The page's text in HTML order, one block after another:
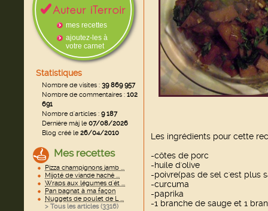
mes recettes
ajoutez-les à
votre carnet
Statistiques
Nombre de visites : 39 869 957
Nombre de commentaires : 102
691
Nombre d'articles : 9 187
Dernière màj le07/08/2026
Blog créé le26/04/2010
Mes recettes
Pizza champignons jamb ...
Mijoté de viande haché ...
Wraps aux légumes d'ét ...
Pan bagnat à ma façon
Nuggets de poulet de L ...
> Tous les articles (3316)
Les ingrédients pour cette
-côtes de porc
-huile d'olive
-poivre(pas de sel c'est plus
-curcuma
-paprika
-1 branche de sauge et 1